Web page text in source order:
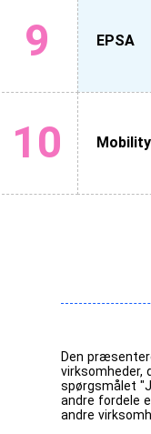
9 EPSA
10 Mobility
Den
virksomheder,
spørgsmålet
andre fordele
andre